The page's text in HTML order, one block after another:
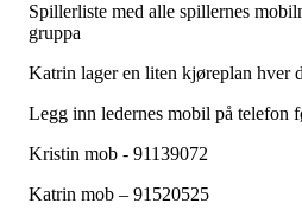
Spillerliste med alle spillernes
gruppa
Katrin lager en liten kjøreplan hver
Legg inn ledernes mobil på telefon
Kristin mob - 91139072
Katrin mob – 91520525